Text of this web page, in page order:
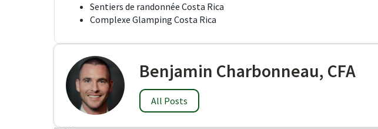
Sentiers de randonnée Costa Rica
Complexe Glamping Costa Rica
Benjamin Charbonneau, CFA
All Posts